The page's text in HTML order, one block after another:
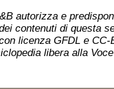
autorizza e
contenuti di questa
licenza GFDL e CC-
libera alla